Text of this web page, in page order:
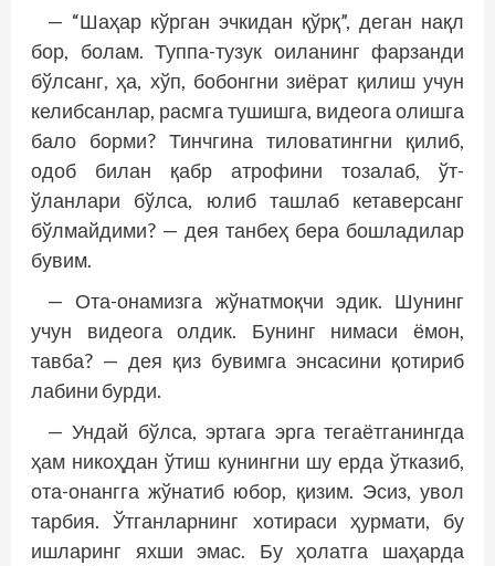
— “Шаҳар кўрган эчкидан қўрқ”, деган нақл
бор, болам. Туппа-тузук оиланинг фарзанди
бўлсанг, ҳа, хўп, бобонгни зиёрат қилиш учун
келибсанлар, расмга тушишга, видеога олишга
бало борми? Тинчгина тиловатингни қилиб,
одоб билан қабр атрофини тозалаб, ўт-
ўланлари бўлса, юлиб ташлаб кетаверсанг
бўлмайдими? — дея танбеҳ бера бошладилар
бувим.
— Ота-онамизга жўнатмоқчи эдик. Шунинг
учун видеога олдик. Бунинг нимаси ёмон,
тавба? — дея қиз бувимга энсасини қотириб
лабини бурди.
— Ундай бўлса, эртага эрга тегаётганингда
ҳам никоҳдан ўтиш кунингни шу ерда ўтказиб,
ота-онангга жўнатиб юбор, қизим. Эсиз, увол
тарбия. Ўтганларнинг хотираси ҳурмати, бу
ишларинг яхши эмас. Бу ҳолатга шаҳарда